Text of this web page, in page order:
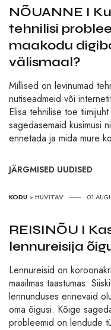
NÕUANNE I
tehnilisi
maakodu
välismaal?
Millised on levinumad
nutiseadmeid või
Elisa tehnilise toe
sagedasemaid küsimusi
ennetada ja mida mure
JÄRGMISED UUDISED
KODU >HUVITAV
REISINÕU I
lennureisija
Lennureisid on
maailmas taastumas.
lennunduses erinevaid
oma õigusi. Kõige
probleemid on lendude